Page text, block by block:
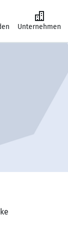
Unternehmen